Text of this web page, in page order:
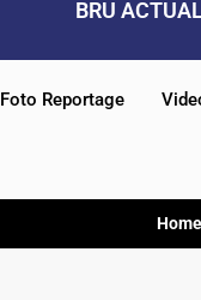
BRU
Foto Reportage
Home